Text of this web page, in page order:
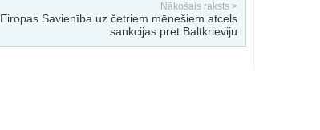
Nākošais raksts >
Eiropas Savienība uz četriem mēnešiem atcels
sankcijas pret Baltkrieviju